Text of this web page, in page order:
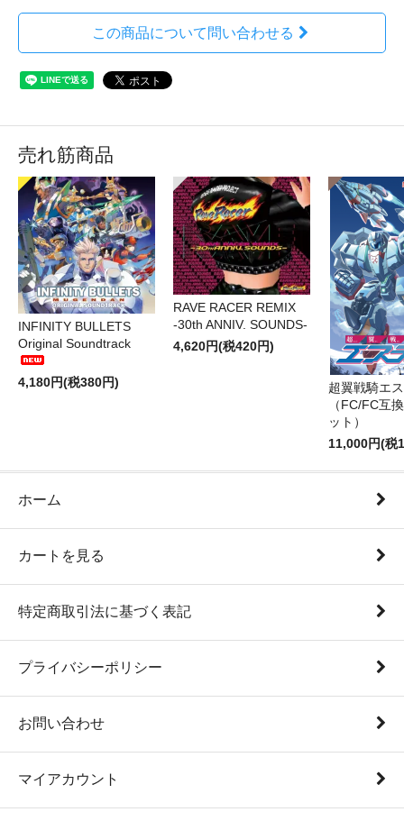
この商品について問い合わせる
売れ筋商品
INFINITY BULLETS
Original Soundtrack
4,180円(税380円)
RAVE RACER REMIX
-30th ANNIV. SOUNDS-
4,620円(税420円)
超翼戦騎エ
（FC/FC互
ット）
11,000円(税
ホーム
カートを見る
特定商取引法に基づく表記
プライバシーポリシー
お問い合わせ
マイアカウント